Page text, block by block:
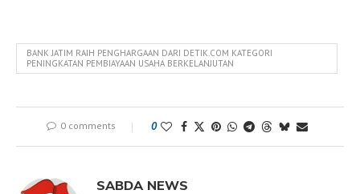
BANK JATIM RAIH PENGHARGAAN DARI DETIK.COM KATEGORI
PENINGKATAN PEMBIAYAAN USAHA BERKELANJUTAN
0 comments 0
SABDA NEWS